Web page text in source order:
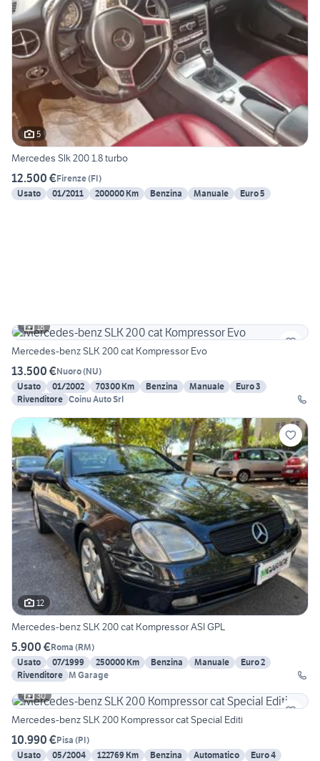
5
Mercedes Slk 200 1.8 turbo
12.500 €Firenze(FI)
Usato
01/2011 200000 Km Benzina Manuale Euro 5
18
Mercedes-benz SLK 200 cat Kompressor Evo
13.500 €Nuoro(NU)
Usato
01/2002 70300 Km Benzina Manuale
Euro 3
Rivenditore Coinu Auto Srl
12
Mercedes-benz SLK 200 cat Kompressor ASI GPL
5.900 €Roma (RM)
Usato
07/1999 250000 Km Benzina Manuale
Euro 2
Rivenditore M Garage
30
Mercedes-benz SLK 200 Kompressor cat Special Editi
10.990 €Pisa (PI)
Usato
05/2004 122769 Km Benzina Automatico
Euro 4